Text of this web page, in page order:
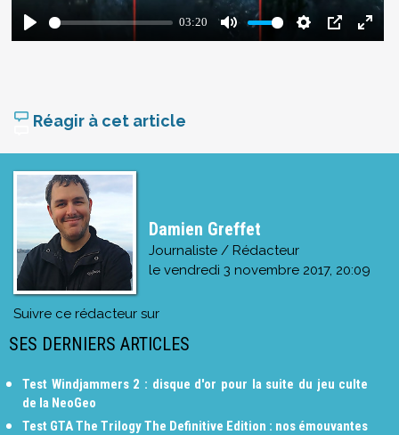
Réagir à cet article
Damien Greffet
Journaliste / Rédacteur
le vendredi 3 novembre 2017, 20:09
Suivre ce rédacteur sur
SES DERNIERS ARTICLES
Test Windjammers 2 : disque d'or pour la suite du jeu culte
de la NeoGeo
Test GTA The Trilogy The Definitive Edition : nos émouvantes